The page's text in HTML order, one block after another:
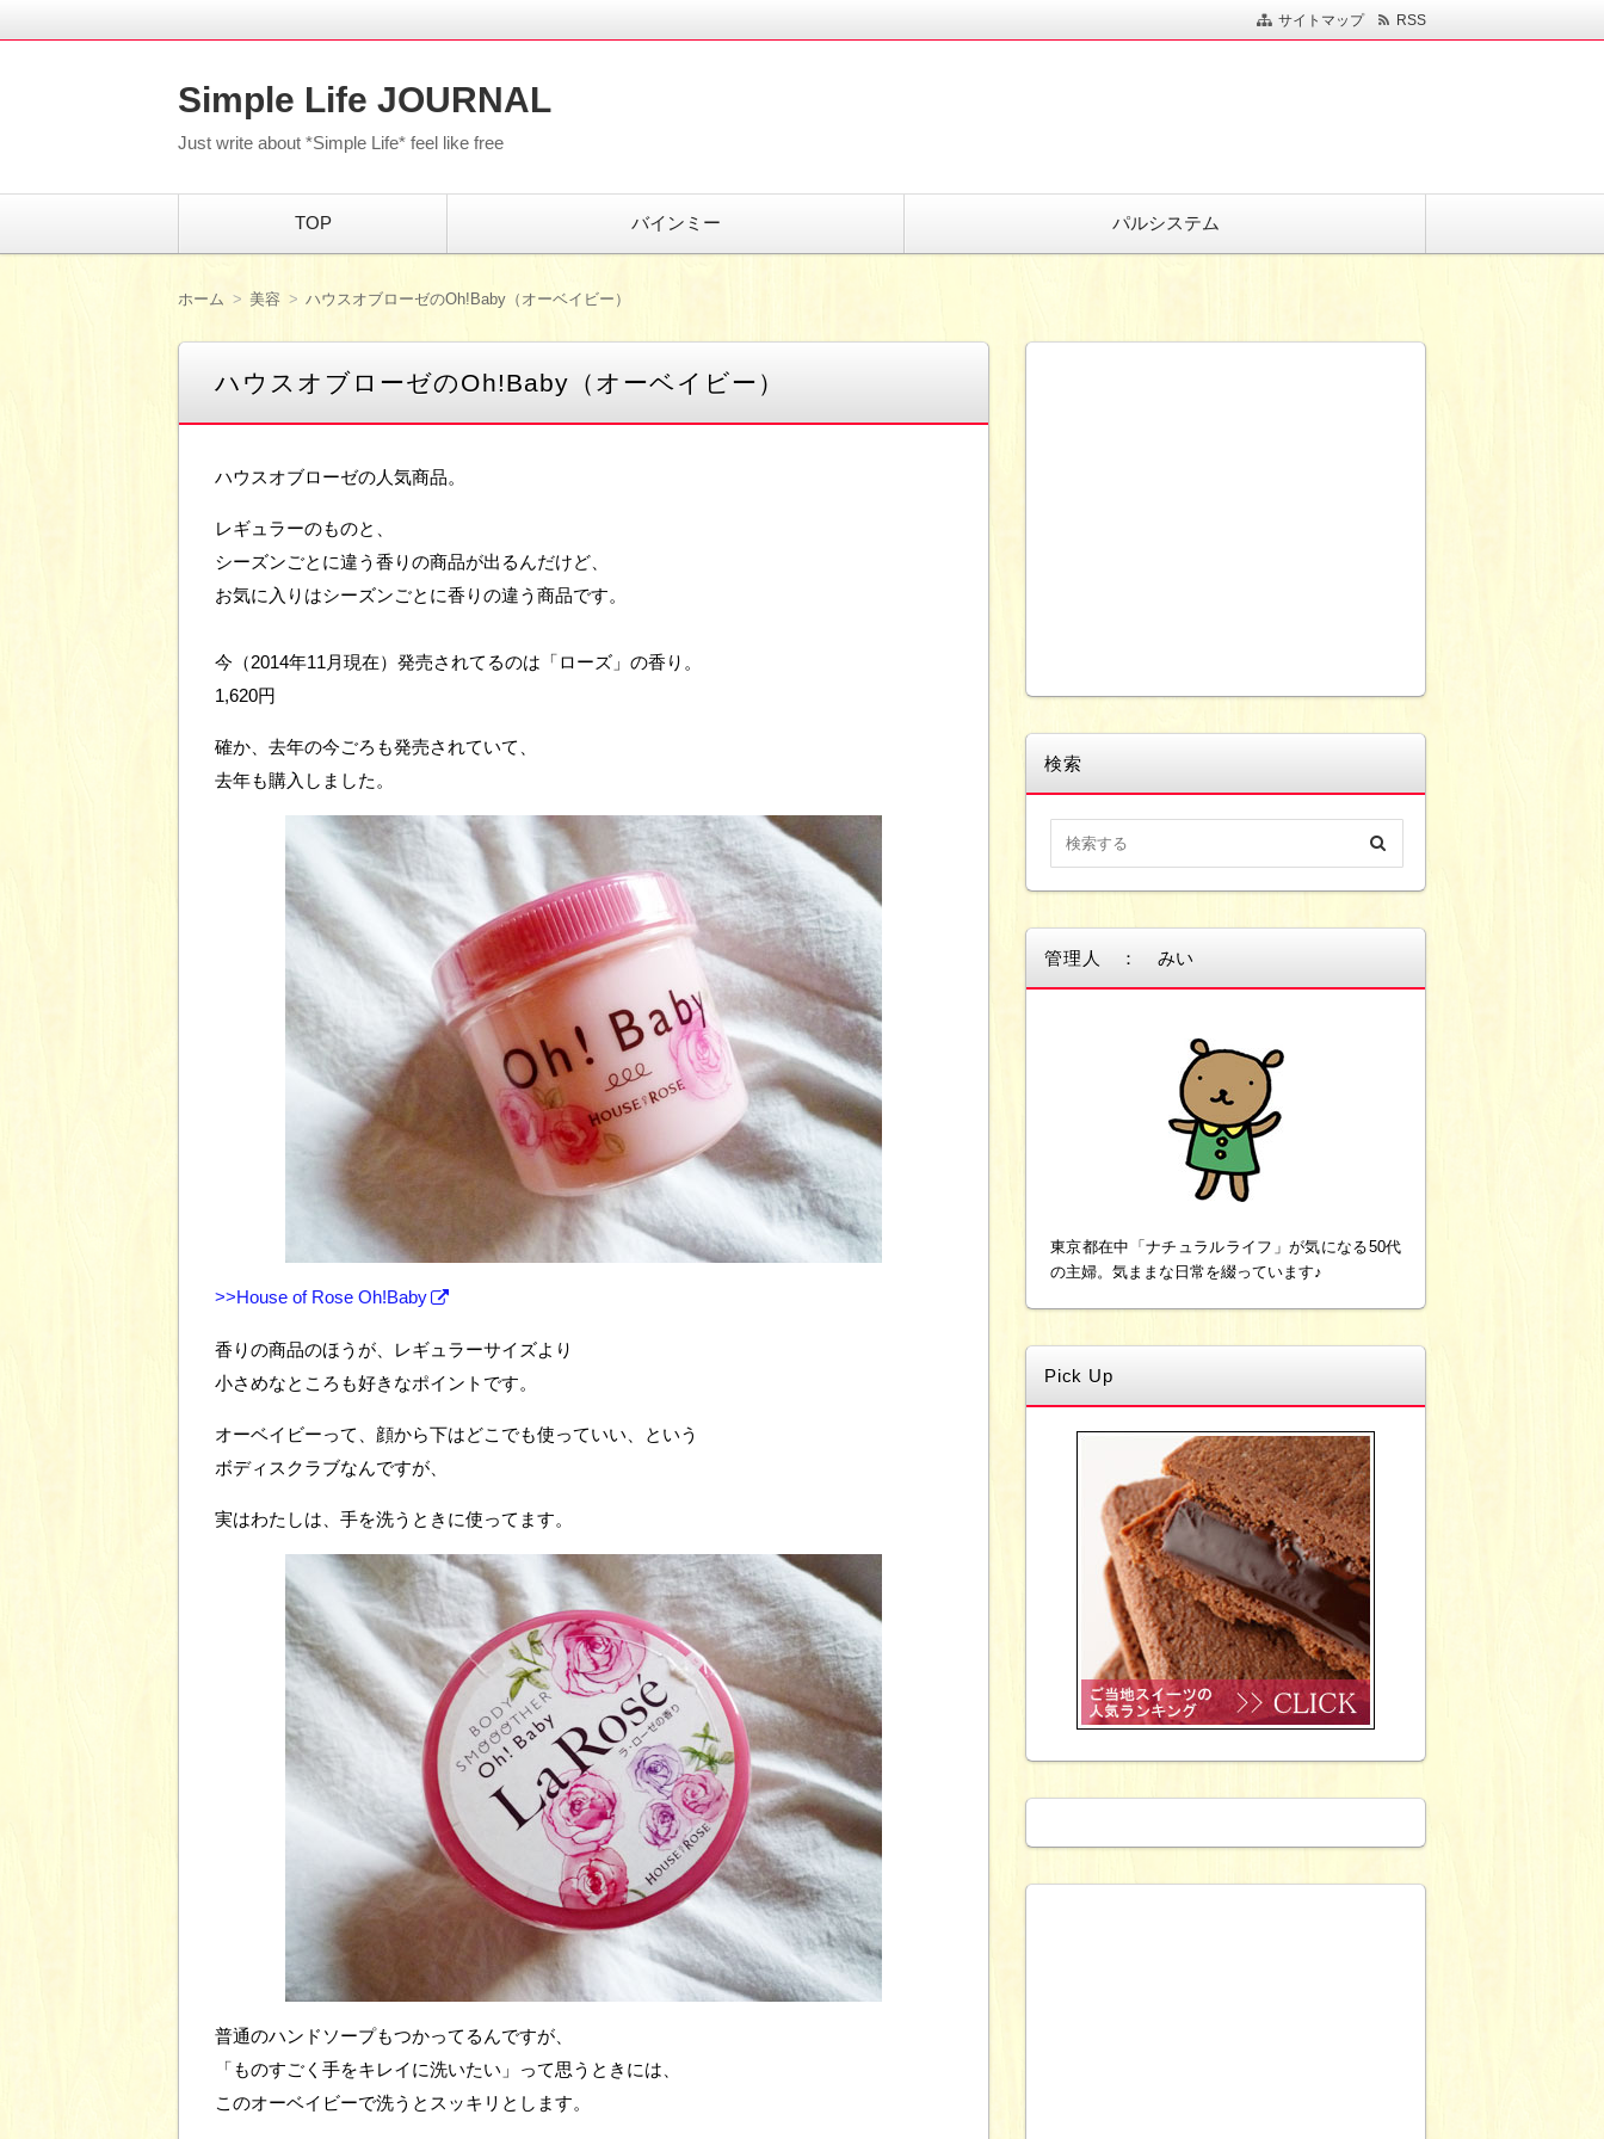
サイトマップ RSS
Simple Life JOURNAL
Just write about *Simple Life* feel like free
TOP バインミー パルシステム
ホーム 美容 ハウスオブローゼのOh!Baby（オーベイビー）
ハウスオブローゼのOh!Baby（オーベイビー）
ハウスオブローゼの人気商品。
レギュラーのものと、
シーズンごとに違う香りの商品が出るんだけど、
お気に入りはシーズンごとに香りの違う商品です。
今（2014年11月現在）発売されてるのは「ローズ」の香り。
1,620円
確か、去年の今ごろも発売されていて、
去年も購入しました。
>>House of Rose Oh!Baby
香りの商品のほうが、レギュラーサイズより
小さめなところも好きなポイントです。
オーベイビーって、顔から下はどこでも使っていい、という
ボディスクラブなんですが、
実はわたしは、手を洗うときに使ってます。
普通のハンドソープもつかってるんですが、
「ものすごく手をキレイに洗いたい」って思うときには、
このオーベイビーで洗うとスッキリとします。
検索
管理人 ： みい
東京都在中「ナチュラルライフ」が気になる50代
の主婦。気ままな日常を綴っています♪
Pick Up